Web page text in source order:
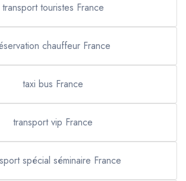
transport touristes France
chauffeur France
taxi bus France
transport vip France
spécial séminaire France